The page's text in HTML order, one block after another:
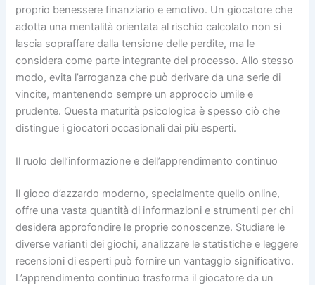
proprio benessere finanziario e emotivo. Un giocatore che
adotta una mentalità orientata al rischio calcolato non si
lascia sopraffare dalla tensione delle perdite, ma le
considera come parte integrante del processo. Allo stesso
modo, evita l’arroganza che può derivare da una serie di
vincite, mantenendo sempre un approccio umile e
prudente. Questa maturità psicologica è spesso ciò che
distingue i giocatori occasionali dai più esperti.
Il ruolo dell’informazione e dell’apprendimento continuo
Il gioco d’azzardo moderno, specialmente quello online,
offre una vasta quantità di informazioni e strumenti per chi
desidera approfondire le proprie conoscenze. Studiare le
diverse varianti dei giochi, analizzare le statistiche e leggere
recensioni di esperti può fornire un vantaggio significativo.
L’apprendimento continuo trasforma il giocatore da un